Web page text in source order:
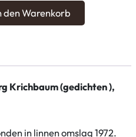
den Warenkorb
Krichbaum (gedichten ),
in linnen omslag 1972.